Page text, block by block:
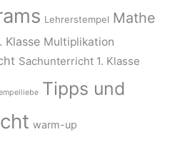
Lehrerstempel Mathe
Klasse Multiplikation
Sachunterricht 1. Klasse
Tipps und
warm-up